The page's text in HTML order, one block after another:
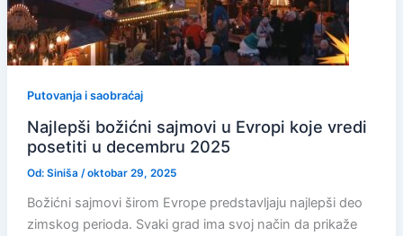
Putovanja i saobraćaj
Najlepši božićni sajmovi u Evropi koje vredi
posetiti u decembru 2025
Od: Siniša /oktobar 29, 2025
Božićni sajmovi širom Evrope predstavljaju najlepši deo
zimskog perioda. Svaki grad ima svoj način da prikaže